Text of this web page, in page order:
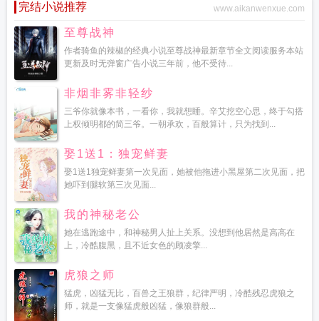
完结小说推荐 www.aikanwenxue.com
至尊战神
作者骑鱼的辣椒的经典小说至尊战神最新章节全文阅读服务本站
更新及时无弹窗广告小说三年前，他不受待...
非烟非雾非轻纱
三爷你就像本书，一看你，我就想睡。辛艾挖空心思，终于勾搭
上权倾明都的简三爷。一朝承欢，百般算计，只为找到...
娶1送1：独宠鲜妻
娶1送1独宠鲜妻第一次见面，她被他拖进小黑屋第二次见面，把
她吓到腿软第三次见面...
我的神秘老公
她在逃跑途中，和神秘男人扯上关系。没想到他居然是高高在
上，冷酷腹黑，且不近女色的顾凌擎...
虎狼之师
猛虎，凶猛无比，百兽之王狼群，纪律严明，冷酷残忍虎狼之
师，就是一支像猛虎般凶猛，像狼群般...